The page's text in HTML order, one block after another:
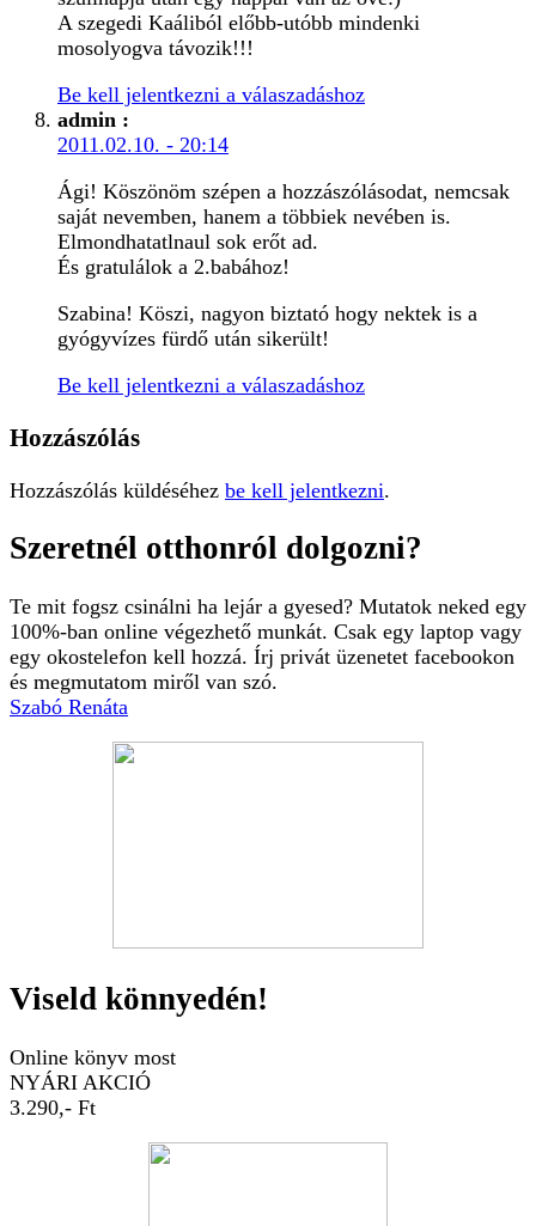
A szegedi Kaáliból előbb-utóbb mindenki
mosolyogva távozik!!!
Be kell jelentkezni a válaszadáshoz
admin :
2011.02.10. - 20:14
Ági! Köszönöm szépen a hozzászólásodat, nemcsak
saját nevemben, hanem a többiek nevében is.
Elmondhatatlnaul sok erőt ad.
És gratulálok a 2.babához!
Szabina! Köszi, nagyon biztató hogy nektek is a
gyógyvízes fürdő után sikerült!
Be kell jelentkezni a válaszadáshoz
Hozzászólás
Hozzászólás küldéséhez be kell jelentkezni.
Szeretnél otthonról dolgozni?
Te mit fogsz csinálni ha lejár a gyesed? Mutatok neked egy
100%-ban online végezhető munkát. Csak egy laptop vagy
egy okostelefon kell hozzá. Írj privát üzenetet facebookon
és megmutatom miről van szó.
Szabó Renáta
Viseld könnyedén!
Online könyv most
NYÁRI AKCIÓ
3.290,- Ft